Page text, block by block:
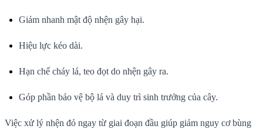
Giảm nhanh mật độ nhện gây hại.
Hiệu lực kéo dài.
Hạn chế cháy lá, teo đọt do nhện gây ra.
Góp phần bảo vệ bộ lá và duy trì sinh trưởng của cây.
Việc xử lý nhện đỏ ngay từ giai đoạn đầu giúp giảm nguy cơ bùng